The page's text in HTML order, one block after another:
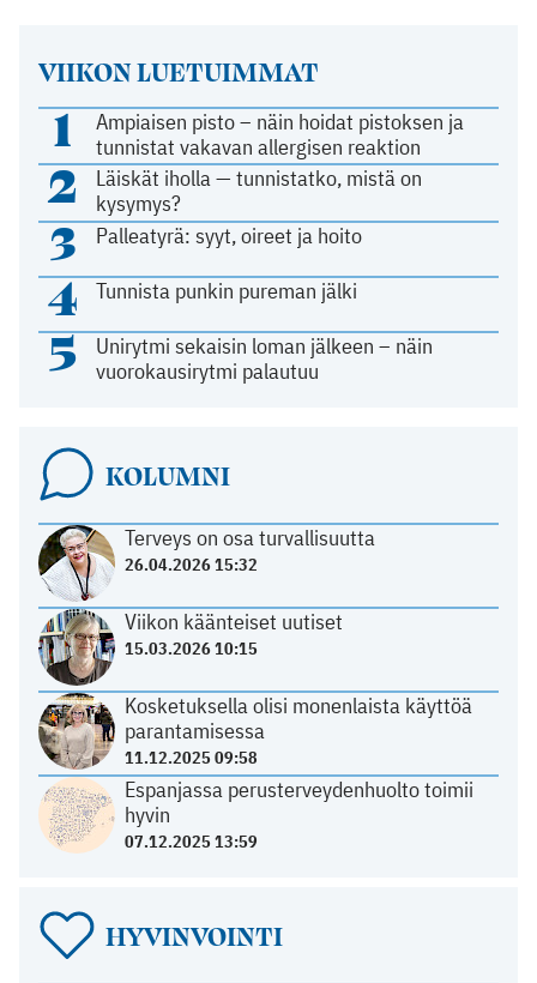
VIIKON LUETUIMMAT
1
Ampiaisen pisto – näin hoidat pistoksen ja
tunnistat vakavan allergisen reaktion
2
Läiskät iholla — tunnistatko, mistä on
kysymys?
3 Palleatyrä: syyt, oireet ja hoito
4 Tunnista punkin pureman jälki
5
Unirytmi sekaisin loman jälkeen – näin
vuorokausirytmi palautuu
KOLUMNI
Terveys on osa turvallisuutta
26.04.2026 15:32
Viikon käänteiset uutiset
15.03.2026 10:15
Kosketuksella olisi monenlaista käyttöä
parantamisessa
11.12.2025 09:58
Espanjassa perusterveydenhuolto toimii
hyvin
07.12.2025 13:59
HYVINVOINTI